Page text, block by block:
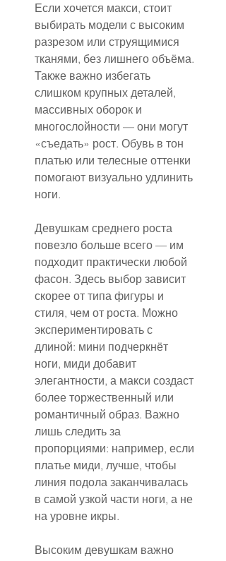
Если хочется макси, стоит
выбирать модели с высоким
разрезом или струящимися
тканями, без лишнего объёма.
Также важно избегать
слишком крупных деталей,
массивных оборок и
многослойности — они могут
«съедать» рост. Обувь в тон
платью или телесные оттенки
помогают визуально удлинить
ноги.
Девушкам среднего роста
повезло больше всего — им
подходит практически любой
фасон. Здесь выбор зависит
скорее от типа фигуры и
стиля, чем от роста. Можно
экспериментировать с
длиной: мини подчеркнёт
ноги, миди добавит
элегантности, а макси создаст
более торжественный или
романтичный образ. Важно
лишь следить за
пропорциями: например, если
платье миди, лучше, чтобы
линия подола заканчивалась
в самой узкой части ноги, а не
на уровне икры.
Высоким девушкам важно